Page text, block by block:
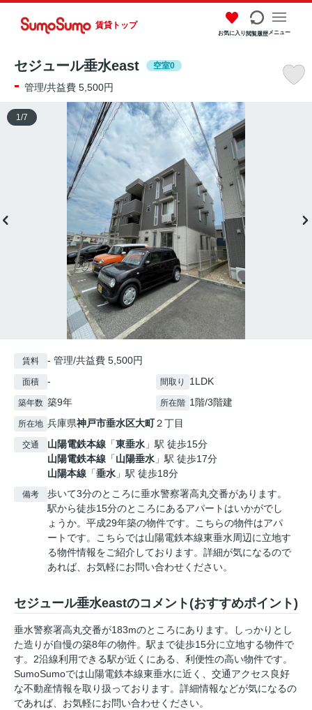
賃貸トップ
お気に入り閲覧履歴メニュー
セジュール垂水east 空室0
- 管理/共益費 5,500円
1 /7
賃料 - 管理/共益費 5,500円
面積 - 間取り 1LDK
築年数 築9年 所在階 1階/3階建
所在地 兵庫県神戸市垂水区大町２丁目
交通 山陽電鉄本線 「東垂水 」駅 徒歩15分
山陽電鉄本線 「山陽垂水 」駅 徒歩17分
山陽本線 「垂水 」駅 徒歩18分
備考
歩いて3分のところに垂水警察署高丸交番があります。
駅から徒歩15分のところにあるアパートはいかがでし
ょうか。平成29年築の物件です。こちらの物件はアパ
ートです。こちらでは山陽電鉄本線東垂水周辺に立地す
る物件情報をご紹介しております。詳細が気になるので
あれば、お気軽にお問い合わせください。
セジュール垂水eastのコメント(おすすめポイント)
垂水警察署高丸交番が183mのところにあります。しっかりとし
た造りが自慢の築8年の物件。駅まで徒歩15分に立地する物件で
す。2沿線利用できる駅が近くにある、利便性の高い物件です。
SumoSumoでは山陽電鉄本線東垂水に近く、交通アクセス良好
な不動産情報を取り扱っております。詳細情報などが気になるの
であれば、お気軽にお問い合わせください。